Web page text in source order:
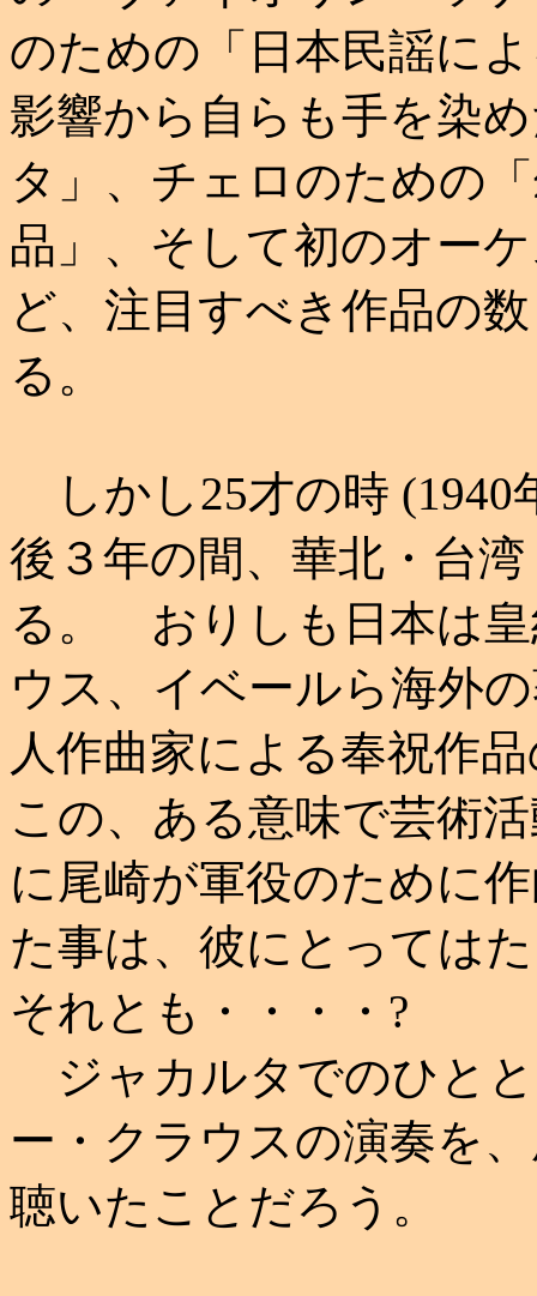
のための「日本民謡に
影響から自らも手を染
タ」、チェロのための
品」、そして初のオー
ど、注目すべき作品の
る。
しかし25才の時 (1940
後３年の間、華北・台
る。 おりしも日本は皇
ウス、イベールら海外
人作曲家による奉祝作
この、ある意味で芸術
に尾崎が軍役のために
た事は、彼にとっては
それとも・・・・?
ジャカルタでのひと
ー・クラウスの演奏を
聴いたことだろう。